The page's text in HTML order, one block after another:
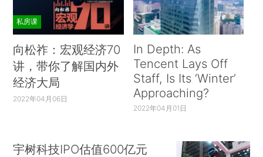
私房课
向松祚：宏观经济70
讲，带你了解国内外
经济大局
2022年04月06日
In Depth: As
Tencent Lays Off
Staff, Is Its ‘Winter’
Approaching?
2022年04月01日
宇树科技IPO估值600亿元